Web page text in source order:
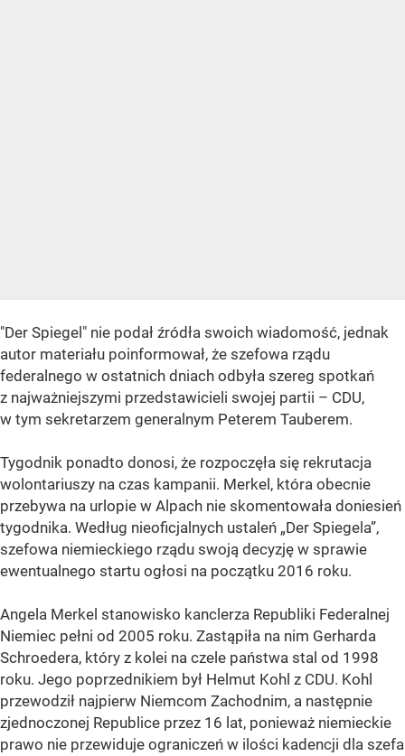
"Der Spiegel" nie podał źródła swoich wiadomość, jednak
autor materiału poinformował, że szefowa rządu
federalnego w ostatnich dniach odbyła szereg spotkań
z najważniejszymi przedstawicieli swojej partii – CDU,
w tym sekretarzem generalnym Peterem Tauberem.
Tygodnik ponadto donosi, że rozpoczęła się rekrutacja
wolontariuszy na czas kampanii. Merkel, która obecnie
przebywa na urlopie w Alpach nie skomentowała doniesień
tygodnika. Według nieoficjalnych ustaleń „Der Spiegela”,
szefowa niemieckiego rządu swoją decyzję w sprawie
ewentualnego startu ogłosi na początku 2016 roku.
Angela Merkel stanowisko kanclerza Republiki Federalnej
Niemiec pełni od 2005 roku. Zastąpiła na nim Gerharda
Schroedera, który z kolei na czele państwa stal od 1998
roku. Jego poprzednikiem był Helmut Kohl z CDU. Kohl
przewodził najpierw Niemcom Zachodnim, a następnie
zjednoczonej Republice przez 16 lat, ponieważ niemieckie
prawo nie przewiduje ograniczeń w ilości kadencji dla szefa